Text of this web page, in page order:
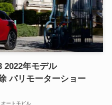
2022年モデル
パリモーターショー
オートモビル